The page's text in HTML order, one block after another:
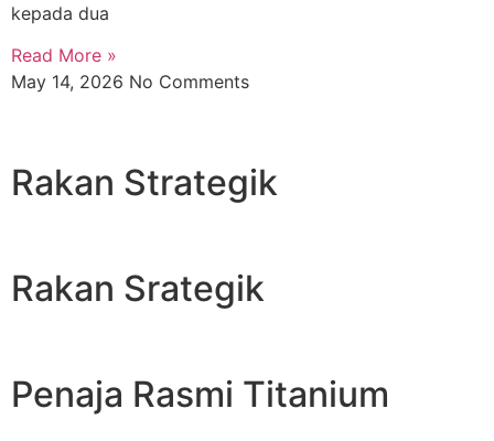
kepada dua
Read More »
May 14, 2026 No Comments
Rakan Strategik
Rakan Srategik
Penaja Rasmi Titanium